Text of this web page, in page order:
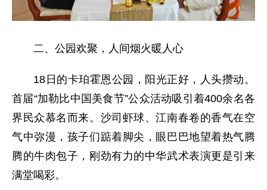
二、公园欢聚，人间烟火暖人心
18日的卡珀霍恩公园，阳光正好，人头攒动。
首届“加勒比中国美食节”公众活动吸引着400余名各
界民众慕名而来。沙司虾球、江南春卷的香气在空
气中弥漫，孩子们踮着脚尖，眼巴巴地望着热气腾
腾的牛肉包子，刚劲有力的中华武术表演更是引来
满堂喝彩。